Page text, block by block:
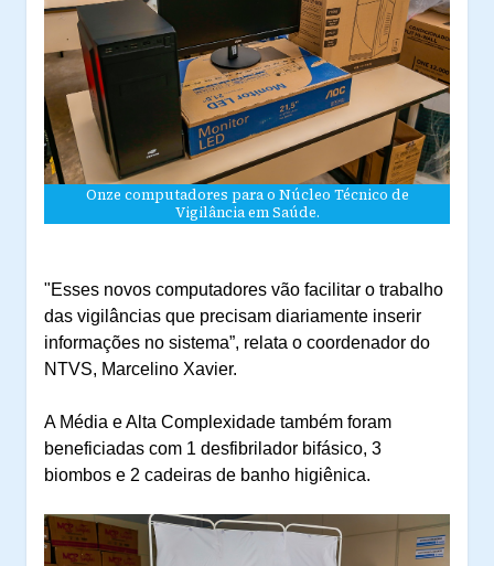
Onze computadores para o Núcleo Técnico de
Vigilância em Saúde.
"Esses novos computadores vão facilitar o trabalho
das vigilâncias que precisam diariamente inserir
informações no sistema”, relata o coordenador do
NTVS, Marcelino Xavier.
A Média e Alta Complexidade também foram
beneficiadas com 1 desfibrilador bifásico, 3
biombos e 2 cadeiras de banho higiênica.